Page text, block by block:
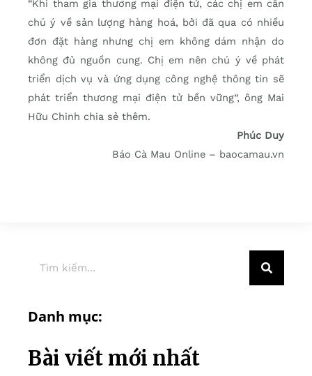
“Khi tham gia thương mại điện tử, các chị em cần
chú ý về sản lượng hàng hoá, bởi đã qua có nhiều
đơn đặt hàng nhưng chị em không dám nhận do
không đủ nguồn cung. Chị em nên chú ý về phát
triển dịch vụ và ứng dụng công nghệ thông tin sẽ
phát triển thương mại điện tử bền vững”, ông Mai
Hữu Chinh chia sẻ thêm.
Phúc Duy
Báo Cà Mau Online – baocamau.vn
Danh mục:
Bài viết mới nhất